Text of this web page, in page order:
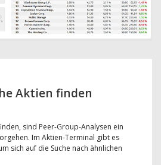
Aktien finden
sind Peer-Group-Analysen ein
Im Aktien-Terminal gibt es
sich auf die Suche nach ähnlichen